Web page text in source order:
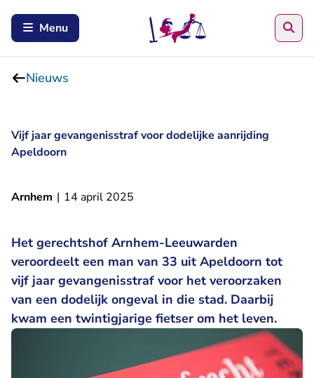
Menu
Nieuws
Vijf jaar gevangenisstraf voor dodelijke aanrijding
Apeldoorn
Arnhem | 14 april 2025
Het gerechtshof Arnhem-Leeuwarden
veroordeelt een man van 33 uit Apeldoorn tot
vijf jaar gevangenisstraf voor het veroorzaken
van een dodelijk ongeval in die stad. Daarbij
kwam een twintigjarige fietser om het leven.